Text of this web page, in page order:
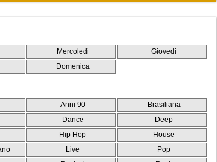
Mercoledi
Giovedi
Domenica
Anni 90
Brasiliana
Dance
Deep
Hip Hop
House
Live
Pop